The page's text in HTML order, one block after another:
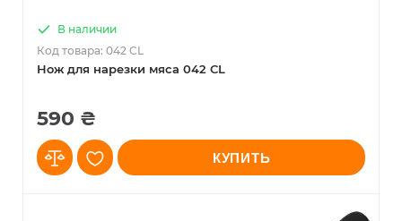
Нож для нарезки мяса 042 CL
В наличии
Код товара: 042 CL
590 ₴
КУПИТЬ